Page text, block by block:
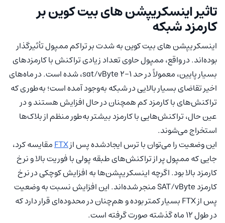
تاثیر اینسکریپشن های بیت کوین بر
کارمزد شبکه
اینسکریپشن های بیت کوین به شدت بر تراکم ممپول تأثیرگذار
بوده‌اند. در واقع، ممپول حاوی تعداد زیادی تراکنش با کارمزدهای
بسیار پایین، معمولاً در حد ۱-۲ sat/vByte، شده است. در ماه‌های
اخیر تقاضای بسیار بالایی در شبکه به‌وجود آمده است؛ به‌طوری که
تراکنش‌های با کارمزد کم همچنان در حال افزایش هستند و در
عین حال، تراکنش‌هایی با کارمزد بیشتر به‌طور منظم از بلاک‌ها
استخراج می‌شوند.
این وضعیت را می‌توان با ترس ایجادشده پس ازFTXمقایسه کرد،
جایی که ممپول پر از تراکنش‌های طبقه پولی با فوریت بالا و نرخ
کارمزد بالا بود. اگرچه اینسکریپشن‌ها به افزایش کوچکی در نرخ
کارمزد SAT/vByte منجر شده‌اند. این افزایش نسبت به وضعیت
پس از FTX بسیار کمتر بوده و هم‌چنان در محدوده‌ای قرار دارد که
در طول 12 ماه گذشته صورت گرفته است.